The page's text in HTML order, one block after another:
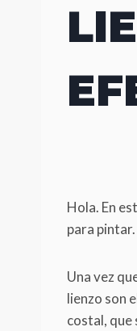
Hola. En
para pintar.
Una vez
lienzo son
costal, que